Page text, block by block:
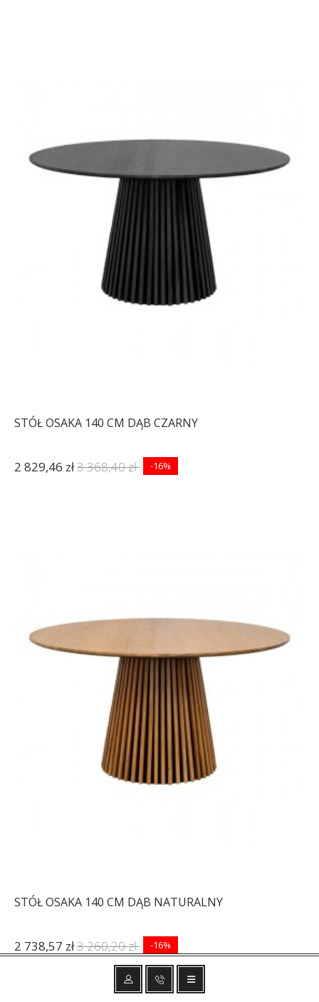
STÓŁ OSAKA 140 CM DĄB CZARNY
2 829,46 zł3 368,40 zł -16%
STÓŁ OSAKA 140 CM DĄB NATURALNY
2 738,57 zł3 260,20 zł -16%